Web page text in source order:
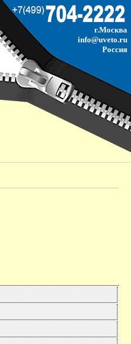
г.Москва
info@uveto.ru
Россия